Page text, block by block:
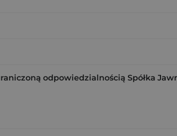
odpowiedzialnością Spółka